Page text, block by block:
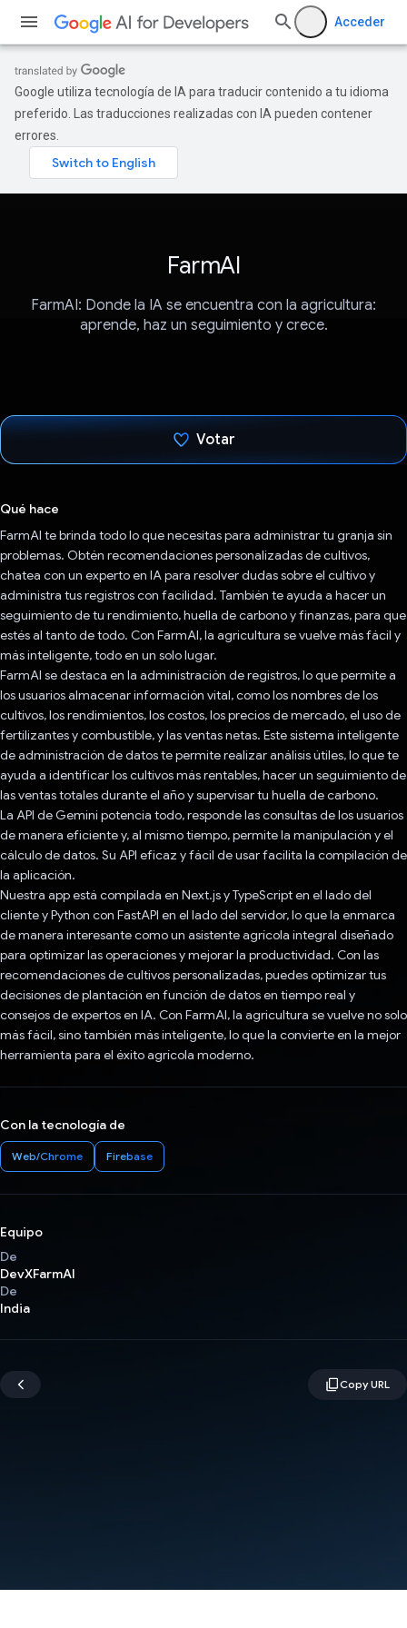
Acceder
Google utiliza tecnología de IA para traducir contenido a tu idioma
preferido. Las traducciones realizadas con IA pueden contener
errores.
FarmAI
FarmAI: Donde la IA se encuentra con la agricultura:
aprende, haz un seguimiento y crece.
Votar
Qué hace
FarmAI te brinda todo lo que necesitas para administrar tu granja sin
problemas. Obtén recomendaciones personalizadas de cultivos,
chatea con un experto en IA para resolver dudas sobre el cultivo y
administra tus registros con facilidad. También te ayuda a hacer un
seguimiento de tu rendimiento, huella de carbono y finanzas, para que
estés al tanto de todo. Con FarmAI, la agricultura se vuelve más fácil y
más inteligente, todo en un solo lugar.
FarmAI se destaca en la administración de registros, lo que permite a
los usuarios almacenar información vital, como los nombres de los
cultivos, los rendimientos, los costos, los precios de mercado, el uso de
fertilizantes y combustible, y las ventas netas. Este sistema inteligente
de administración de datos te permite realizar análisis útiles, lo que te
ayuda a identificar los cultivos más rentables, hacer un seguimiento de
las ventas totales durante el año y supervisar tu huella de carbono.
La API de Gemini potencia todo, responde las consultas de los usuarios
de manera eficiente y, al mismo tiempo, permite la manipulación y el
cálculo de datos. Su API eficaz y fácil de usar facilita la compilación de
la aplicación.
Nuestra app está compilada en Next.js y TypeScript en el lado del
cliente y Python con FastAPI en el lado del servidor, lo que la enmarca
de manera interesante como un asistente agrícola integral diseñado
para optimizar las operaciones y mejorar la productividad. Con las
recomendaciones de cultivos personalizadas, puedes optimizar tus
decisiones de plantación en función de datos en tiempo real y
consejos de expertos en IA. Con FarmAI, la agricultura se vuelve no solo
más fácil, sino también más inteligente, lo que la convierte en la mejor
herramienta para el éxito agrícola moderno.
Con la tecnología de
Web/Chrome Firebase
Equipo
De
DevXFarmAI
De
India